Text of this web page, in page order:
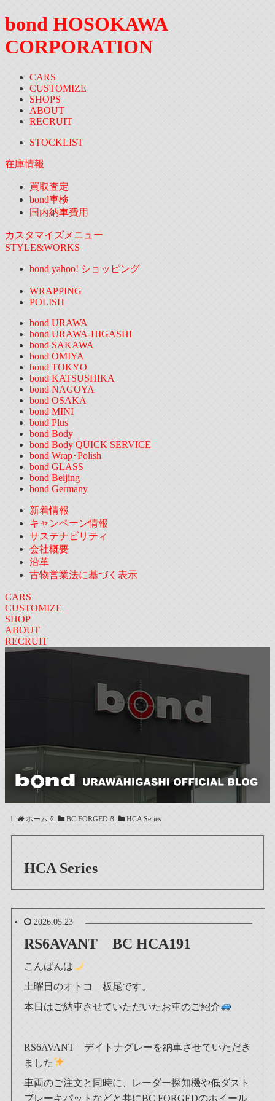
bond HOSOKAWA
CORPORATION
CARS
CUSTOMIZE
SHOPS
ABOUT
RECRUIT
STOCKLIST
在庫情報
買取査定
bond車検
国内納車費用
カスタマイズメニュー
STYLE&WORKS
bond yahoo! ショッピング
WRAPPING
POLISH
bond URAWA
bond URAWA-HIGASHI
bond SAKAWA
bond OMIYA
bond TOKYO
bond KATSUSHIKA
bond NAGOYA
bond OSAKA
bond MINI
bond Plus
bond Body
bond Body QUICK SERVICE
bond Wrap･Polish
bond GLASS
bond Beijing
bond Germany
新着情報
キャンペーン情報
サステナビリティ
会社概要
沿革
古物営業法に基づく表示
CARS
CUSTOMIZE
SHOP
ABOUT
RECRUIT
ホーム / BC FORGED / HCA Series
HCA Series
2026.05.23
RS6AVANT BC HCA191
こんばんは
土曜日のオトコ 板尾です。
本日はご納車させていただいたお車のご紹介
RS6AVANT デイトナグレーを納車させていただき
ました
車両のご注文と同時に、レーダー探知機や低ダスト
ブレーキパットなどと共にBC FORGEDのホイール